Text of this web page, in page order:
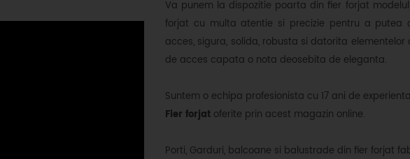
Va punem la dispozitie poarta din fier forjat
forjat cu multa atentie si precizie pentru a putea
acces, sigura, solida, robusta si datorita
de acces capata o nota deosebita de eleganta.
Suntem o echipa profesionista cu 17 ani de
Fier forjat oferite prin acest magazin online.
Porti, Garduri, balcoane si balustrade din fier forjat